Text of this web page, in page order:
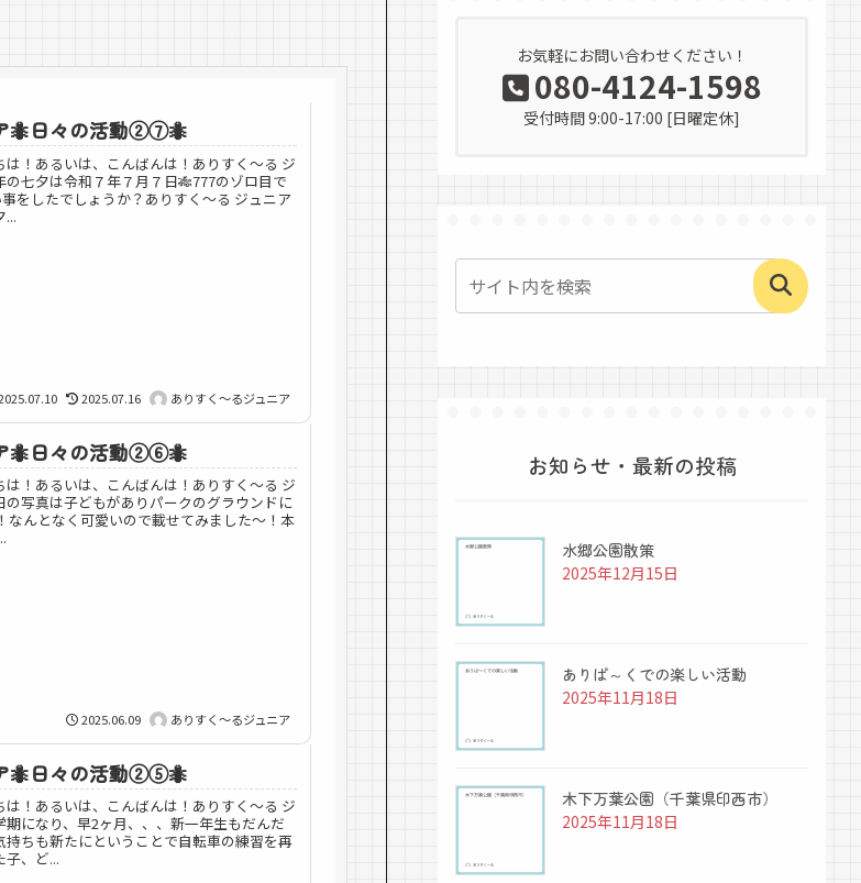
🐜日々の活動②⑦🐜
！あるいは、こんばんは！ありすく～る ジ
七夕は令和７年７月７日🎋777のゾロ目で
をしたでしょうか？ありすく〜る ジュニア
...
2025.07.16 ありすく～るジュニア
🐜日々の活動②⑥🐜
！あるいは、こんばんは！ありすく～る ジ
の写真は子どもがありパークのグラウンドに
んとなく可愛いので載せてみました〜！本
2025.06.09 ありすく～るジュニア
🐜日々の活動②⑤🐜
！あるいは、こんばんは！ありすく～る ジ
になり、早2ヶ月、、、新一年生もだんだ
ちも新たにということで自転車の練習を再
、ど...
お気軽にお問い合わせください！
080-4124-1598
受付時間 9:00-17:00 [日曜定休]
お知らせ・最新の投稿
水郷公園散策
2025年12月15日
ありぱ～くでの楽しい活動
2025年11月18日
木下万葉公園（千葉県印西市）
2025年11月18日